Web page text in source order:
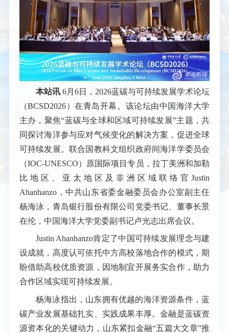
本站讯 6月6日，2026蓝碳与可持续发展学术论坛
（BCSD2026）在青岛开幕。该论坛由中国海洋大学
主办，聚焦“蓝碳与全球和区域可持续发展”主题，共
同探讨海洋参与应对气候变化的解决方案，促进全球
可持续发展。联合国教科文组织政府间海洋学委员会
（IOC-UNESCO）原国际项目专员，拉丁美洲和加勒
比地区、亚太地区及非洲区域联络官Justin
Ahanhanzo，中共山东省委金融委员会办公室副主任
杨海泳，青岛银行股份有限公司党委书记、董事长景
在伦，中国海洋大学党委副书记卢光志出席会议。
Justin Ahanhanzo肯定了中国可持续发展理念与建
设成就，高度认可依托中方高校落地合作的模式，期
盼借助高校优质资源，因地制宜开展务实合作，助力
合作区域实现可持续发展。
杨海泳指出，山东拥有优越的海洋资源条件，蓝
碳产业发展基础扎实、实践成果丰厚。金融是蓝碳资
源资本化的关键动力，山东紧扣金融“五篇大文章”推